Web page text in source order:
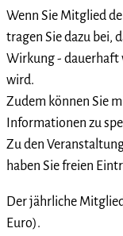
Wenn Sie Mitglied
tragen Sie dazu bei,
Wirkung - dauerhaft
wird.
Zudem können Sie
Informationen zu
Zu den
haben Sie freien
Der jährliche
Euro).